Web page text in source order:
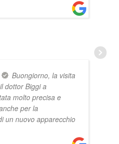
Buongiorno, la visita
dottor Biggi a
molto precisa e
per la
un nuovo apparecchio